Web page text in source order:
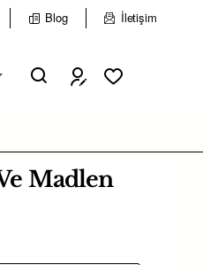
Blog İletişim
Madlen